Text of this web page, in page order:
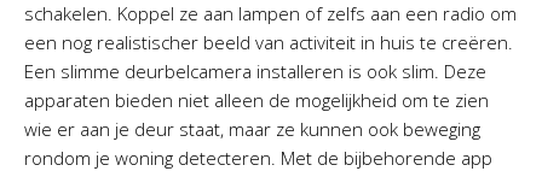
schakelen. Koppel ze aan lampen of zelfs aan een radio om
een nog realistischer beeld van activiteit in huis te creëren.
Een slimme deurbelcamera installeren is ook slim. Deze
apparaten bieden niet alleen de mogelijkheid om te zien
wie er aan je deur staat, maar ze kunnen ook beweging
rondom je woning detecteren. Met de bijbehorende app